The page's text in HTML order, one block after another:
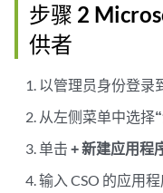
步骤 2
供者
以管理员身份登录
从左侧菜单中选择
单击+ 新建应用程
输入 CSO 的应用